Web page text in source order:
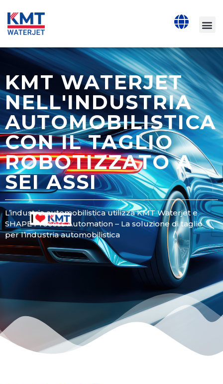
KMT WATERJET
NELL'INDUSTRIA
AUTOMOBILISTICA
CON IL TAGLIO
ROBOTIZZATO A
SEI ASSI
L’industria automobilistica utilizza KMT Waterjet e
SHAPE Process Automation – La soluzione di taglio
per l’industria automobilistica